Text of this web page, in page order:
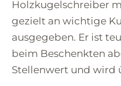
Holzkugelschreiber
gezielt an wichtige
ausgegeben. Er ist
beim Beschenkten
Stellenwert und wird